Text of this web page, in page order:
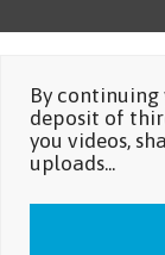
By
deposit of
you videos,
uploads...